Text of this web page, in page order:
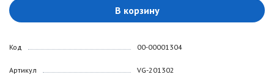
В корзину
Код
Артикул
00-00001304
VG-201302